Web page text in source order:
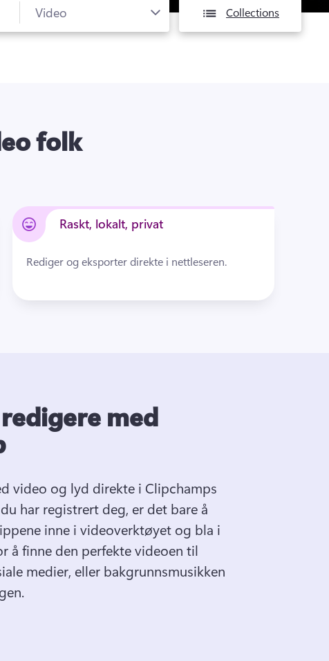
Collections
folk
Raskt, lokalt, privat
Rediger og eksporter direkte i nettleseren.
med
video og lyd direkte i Clipchamps
har registrert deg, er det bare å
inne i videoverktøyet og bla i
å finne den perfekte videoen til
medier, eller bakgrunnsmusikken